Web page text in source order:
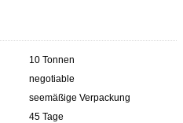
10 Tonnen
negotiable
seemäßige Verpackung
45 Tage